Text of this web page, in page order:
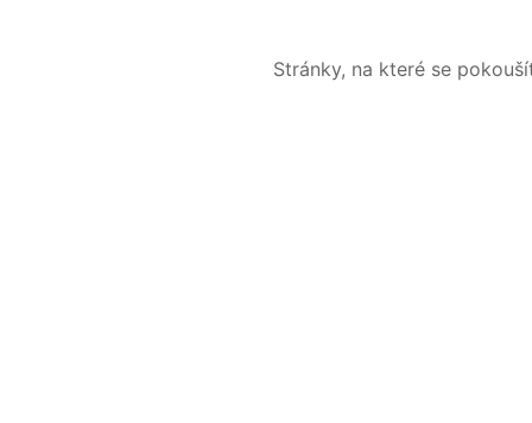
Stránky, na které se